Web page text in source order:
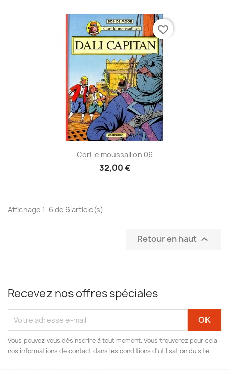
Cori le moussaillon 06
32,00 €
favorite_border
Affichage 1-6 de 6 article(s)
Retour en haut 
Recevez nos offres spéciales
Vous pouvez vous désinscrire à tout moment. Vous trouverez pour cela
nos informations de contact dans les conditions d'utilisation du site.